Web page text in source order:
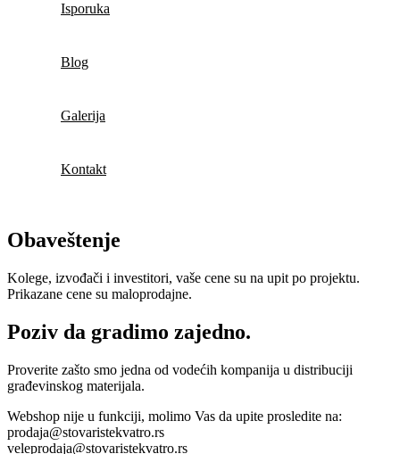
Isporuka
Blog
Galerija
Kontakt
Obaveštenje
Kolege, izvođači i investitori, vaše cene su na upit po projektu.
Prikazane cene su maloprodajne.
Poziv da gradimo zajedno.
Proverite zašto smo jedna od vodećih kompanija u distribuciji
građevinskog materijala.
Webshop nije u funkciji, molimo Vas da upite prosledite na:
prodaja@stovaristekvatro.rs
veleprodaja@stovaristekvatro.rs